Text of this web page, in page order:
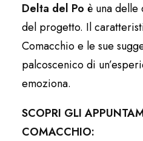
Delta del Po è una delle
del progetto. Il
Comacchio e le sue
palcoscenico di
emoziona.
SCOPRI GLI
COMACCHIO: